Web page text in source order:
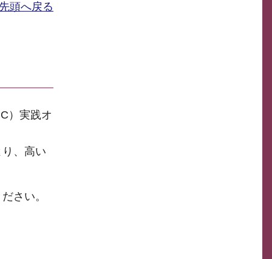
頭へ戻る
）実践オ
、高い
さい。